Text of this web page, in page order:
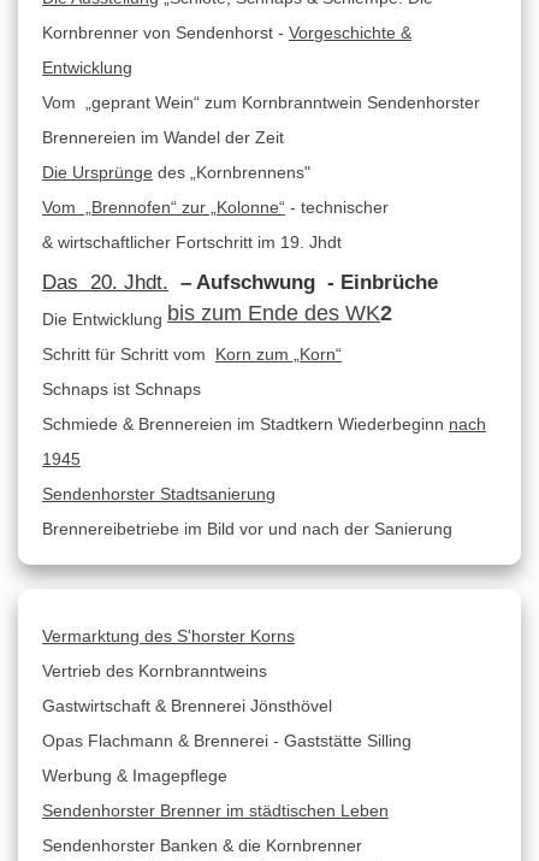
Kornbrenner von Sendenhorst - Vorgeschichte &
Entwicklung
Vom „geprant Wein“ zum Kornbranntwein Sendenhorster
Brennereien im Wandel der Zeit
Die Ursprünge des „Kornbrennens"
Vom „Brennofen“ zur „Kolonne“ - technischer
& wirtschaftlicher Fortschritt im 19. Jhdt
Das 20. Jhdt. – Aufschwung - Einbrüche
Die Entwicklung bis zum Ende des WK2
Schritt für Schritt vom Korn zum „Korn“
Schnaps ist Schnaps
Schmiede & Brennereien im Stadtkern Wiederbeginn nach
1945
Sendenhorster Stadtsanierung
Brennereibetriebe im Bild vor und nach der Sanierung
Vermarktung des S'horster Korns
Vertrieb des Kornbranntweins
Gastwirtschaft & Brennerei Jönsthövel
Opas Flachmann & Brennerei - Gaststätte Silling
Werbung & Imagepflege
Sendenhorster Brenner im städtischen Leben
Sendenhorster Banken & die Kornbrenner